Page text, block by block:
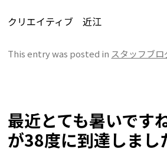
クリエイティブ 近江
This entry was posted in スタッフブロ
最近とても暑いです
が38度に到達しまし